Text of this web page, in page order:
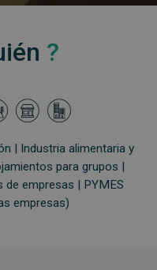
?
|
Industria alimentaria y
para grupos |
de empresas |
PYMES
empresas)